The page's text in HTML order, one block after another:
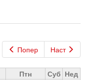
Попер Наст
Птн Суб Нед